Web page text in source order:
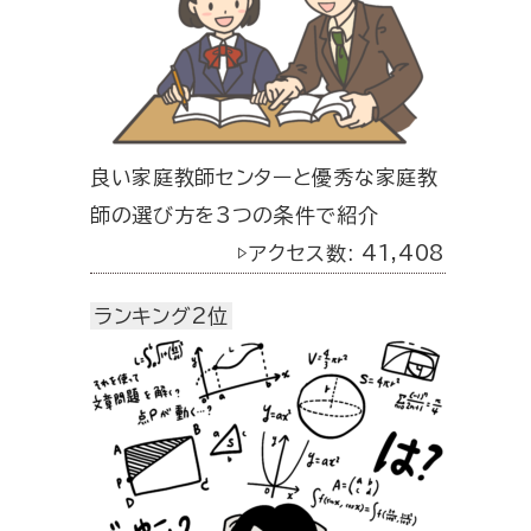
良い家庭教師センターと優秀な家庭教
師の選び方を3つの条件で紹介
▷アクセス数: 41,408
ランキング2位